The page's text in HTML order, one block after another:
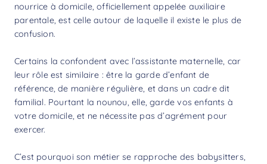
nourrice à domicile, officiellement appelée auxiliaire
parentale, est celle autour de laquelle il existe le plus de
confusion.
Certains la confondent avec l’assistante maternelle, car
leur rôle est similaire : être la garde d’enfant de
référence, de manière régulière, et dans un cadre dit
familial. Pourtant la nounou, elle, garde vos enfants à
votre domicile, et ne nécessite pas d’agrément pour
exercer.
C’est pourquoi son métier se rapproche des babysitters,